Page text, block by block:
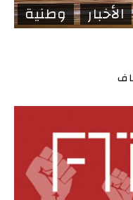
الأخبار وطنية